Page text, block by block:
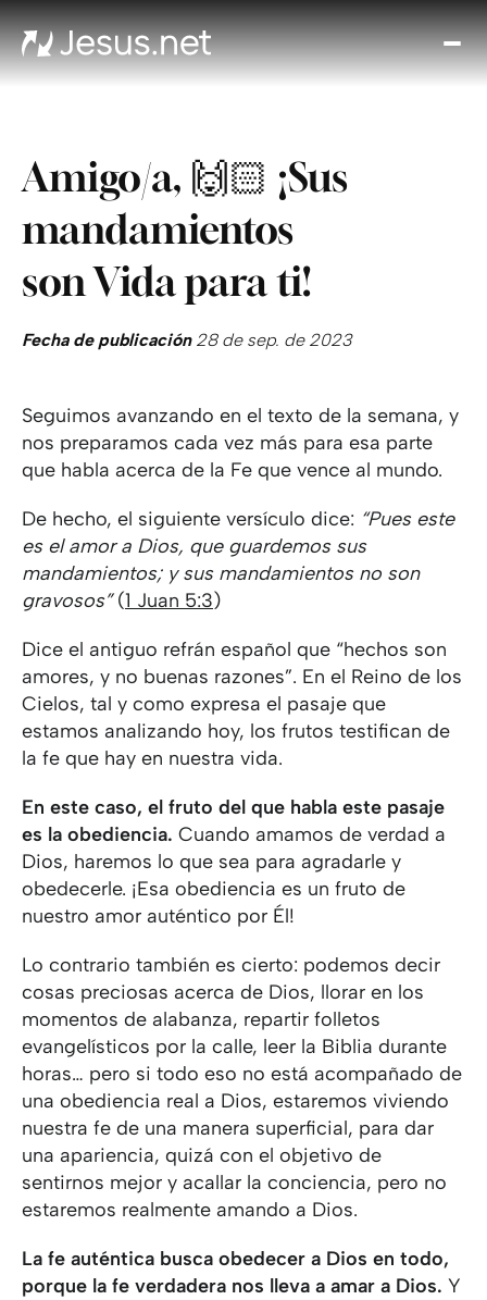
Amigo/a, 🙌🏻 ¡Sus
mandamientos
son Vida para ti!
Fecha de publicación28 de sep. de 2023
Seguimos avanzando en el texto de la semana, y
nos preparamos cada vez más para esa parte
que habla acerca de la Fe que vence al mundo.
De hecho, el siguiente versículo dice: “Pues este
es el amor a Dios, que guardemos sus
mandamientos; y sus mandamientos no son
gravosos”(1 Juan 5:3)
Dice el antiguo refrán español que “hechos son
amores, y no buenas razones”. En el Reino de los
Cielos, tal y como expresa el pasaje que
estamos analizando hoy, los frutos testifican de
la fe que hay en nuestra vida.
En este caso, el fruto del que habla este pasaje
es la obediencia. Cuando amamos de verdad a
Dios, haremos lo que sea para agradarle y
obedecerle. ¡Esa obediencia es un fruto de
nuestro amor auténtico por Él!
Lo contrario también es cierto: podemos decir
cosas preciosas acerca de Dios, llorar en los
momentos de alabanza, repartir folletos
evangelísticos por la calle, leer la Biblia durante
horas… pero si todo eso no está acompañado de
una obediencia real a Dios, estaremos viviendo
nuestra fe de una manera superficial, para dar
una apariencia, quizá con el objetivo de
sentirnos mejor y acallar la conciencia, pero no
estaremos realmente amando a Dios.
La fe auténtica busca obedecer a Dios en todo,
porque la fe verdadera nos lleva a amar a Dios. Y